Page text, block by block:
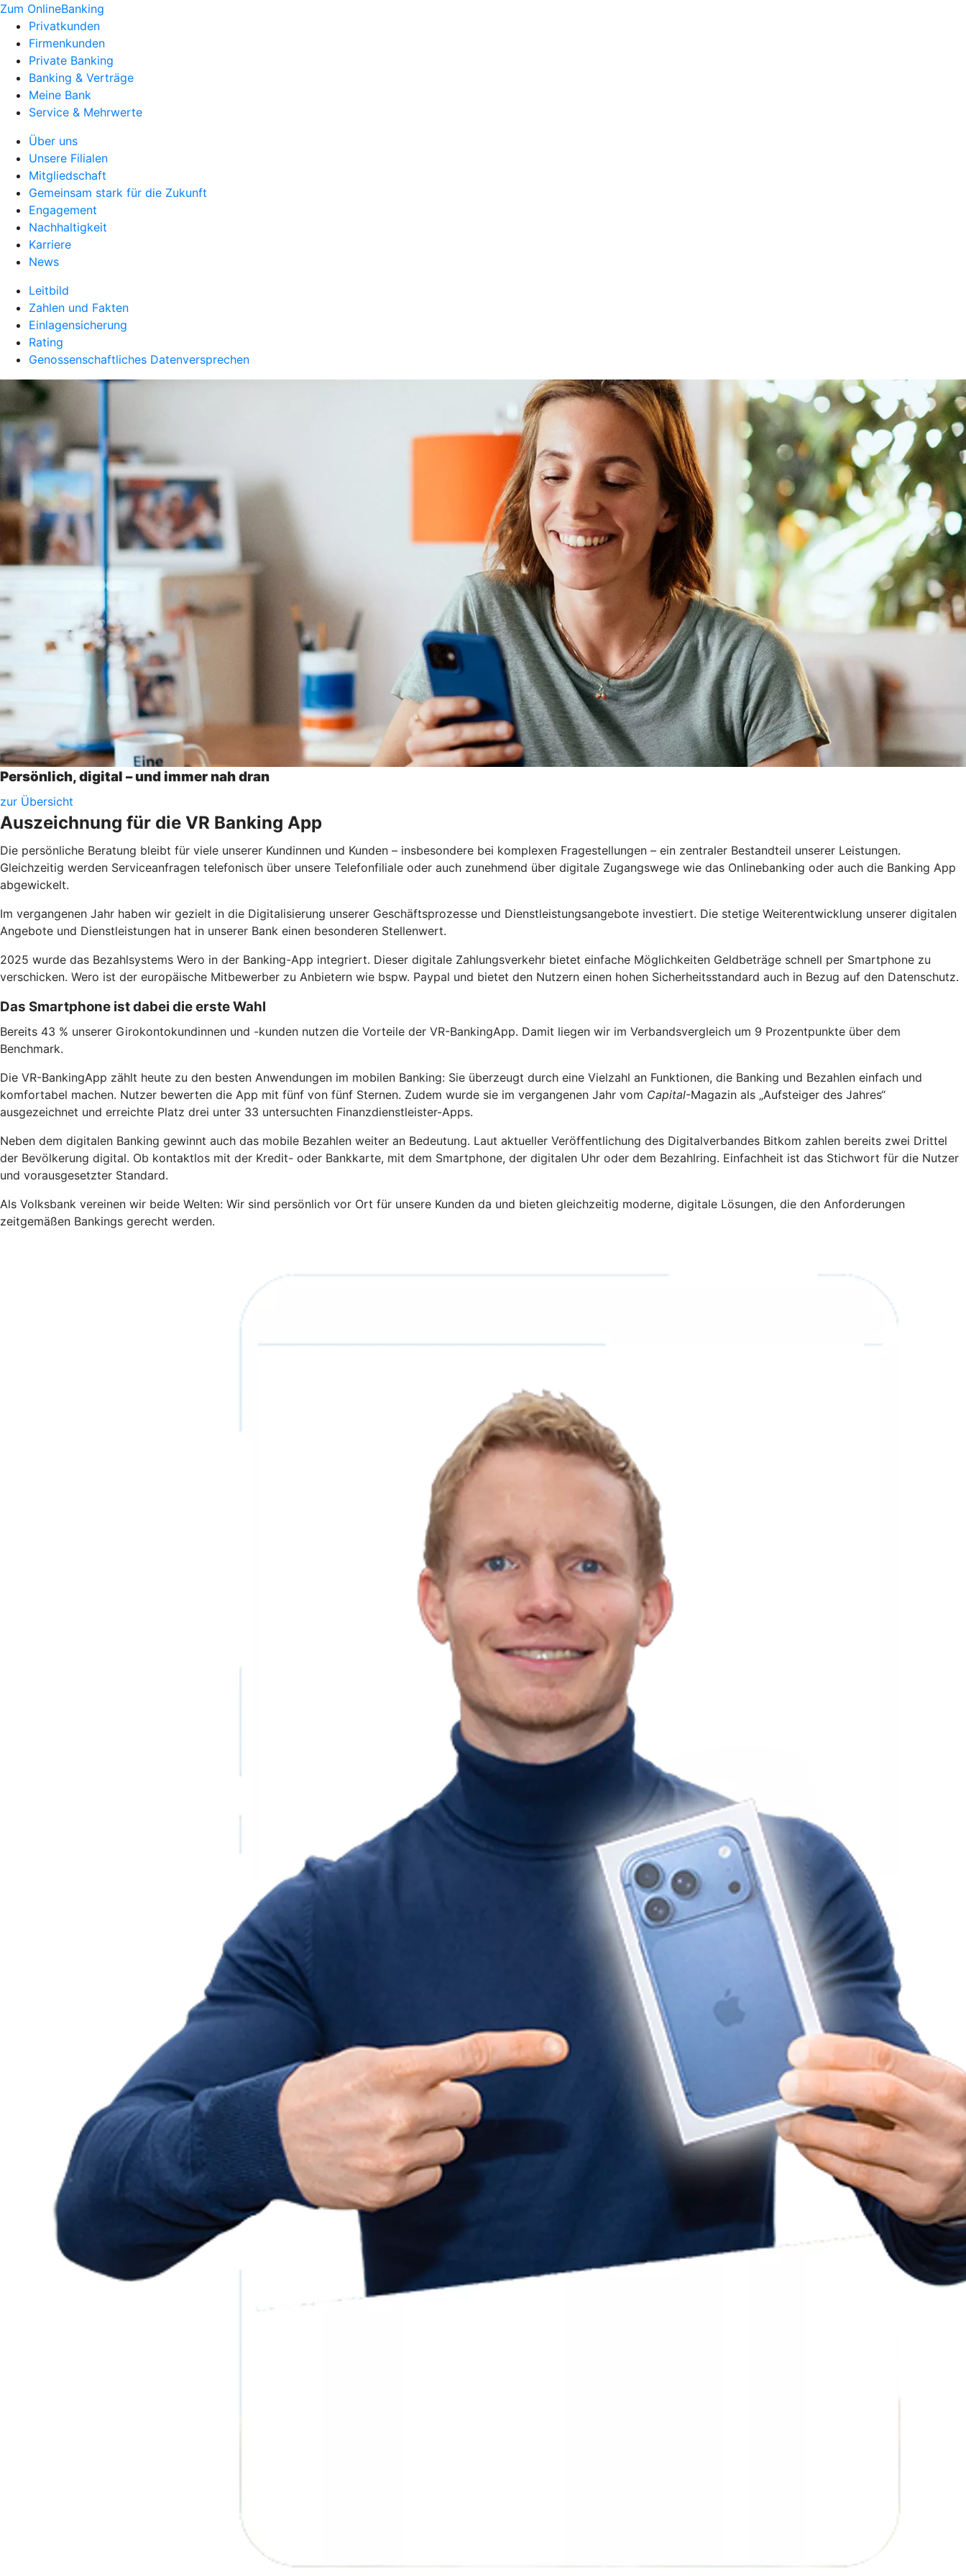
Zum OnlineBanking
Privatkunden
Firmenkunden
Private Banking
Banking & Verträge
Meine Bank
Service & Mehrwerte
Über uns
Unsere Filialen
Mitgliedschaft
Gemeinsam stark für die Zukunft
Engagement
Nachhaltigkeit
Karriere
News
Leitbild
Zahlen und Fakten
Einlagensicherung
Rating
Genossenschaftliches Datenversprechen
Persönlich, digital – und immer nah dran
zur Übersicht
Auszeichnung für die VR Banking App
Die persönliche Beratung bleibt für viele unserer Kundinnen und Kunden – insbesondere bei komplexen Fragestellungen – ein zentraler Bestandteil unserer Leistungen.
Gleichzeitig werden Serviceanfragen telefonisch über unsere Telefonfiliale oder auch zunehmend über digitale Zugangswege wie das Onlinebanking oder auch die Banking App
abgewickelt.
Im vergangenen Jahr haben wir gezielt in die Digitalisierung unserer Geschäftsprozesse und Dienstleistungsangebote investiert. Die stetige Weiterentwicklung unserer digitalen
Angebote und Dienstleistungen hat in unserer Bank einen besonderen Stellenwert.
2025 wurde das Bezahlsystems Wero in der Banking-App integriert. Dieser digitale Zahlungsverkehr bietet einfache Möglichkeiten Geldbeträge schnell per Smartphone zu
verschicken. Wero ist der europäische Mitbewerber zu Anbietern wie bspw. Paypal und bietet den Nutzern einen hohen Sicherheitsstandard auch in Bezug auf den Datenschutz.
Das Smartphone ist dabei die erste Wahl
Bereits 43 % unserer Girokontokundinnen und -kunden nutzen die Vorteile der VR-BankingApp. Damit liegen wir im Verbandsvergleich um 9 Prozentpunkte über dem
Benchmark.
Die VR-BankingApp zählt heute zu den besten Anwendungen im mobilen Banking: Sie überzeugt durch eine Vielzahl an Funktionen, die Banking und Bezahlen einfach und
komfortabel machen. Nutzer bewerten die App mit fünf von fünf Sternen. Zudem wurde sie im vergangenen Jahr vom Capital-Magazin als „Aufsteiger des Jahres“
ausgezeichnet und erreichte Platz drei unter 33 untersuchten Finanzdienstleister-Apps.
Neben dem digitalen Banking gewinnt auch das mobile Bezahlen weiter an Bedeutung. Laut aktueller Veröffentlichung des Digitalverbandes Bitkom zahlen bereits zwei Drittel
der Bevölkerung digital. Ob kontaktlos mit der Kredit- oder Bankkarte, mit dem Smartphone, der digitalen Uhr oder dem Bezahlring. Einfachheit ist das Stichwort für die Nutzer
und vorausgesetzter Standard.
Als Volksbank vereinen wir beide Welten: Wir sind persönlich vor Ort für unsere Kunden da und bieten gleichzeitig moderne, digitale Lösungen, die den Anforderungen
zeitgemäßen Bankings gerecht werden.